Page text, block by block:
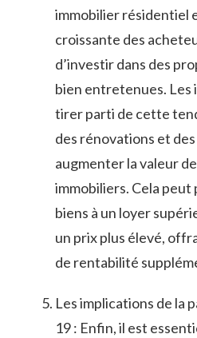
immobilier résidentiel
croissante des
d’investir⁢ dans des
bien entretenues.
tirer parti de cette
des rénovations et
augmenter la valeur
immobiliers. Cela
biens à un loyer
un prix plus élevé,
de rentabilité
Les implications de la⁢
19 : Enfin, il est